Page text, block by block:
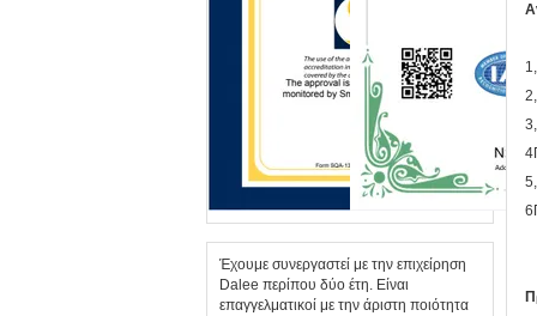
Έχουμε συνεργαστεί με την επιχείρηση
Dalee περίπου δύο έτη. Είναι
επαγγελματικοί με την άριστη ποιότητα